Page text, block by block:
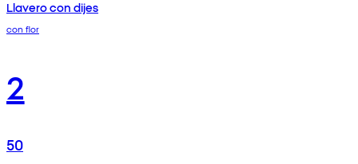
Llavero con dijes
con flor
2
50